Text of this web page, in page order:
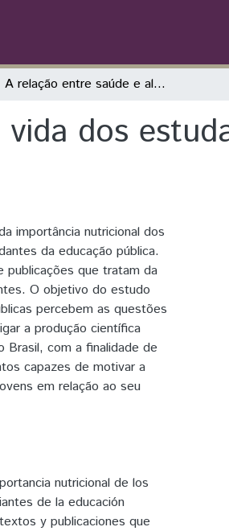
A relação entre saúde e alimentação na vida dos estudantes de escolas públicas
dos
importância nutricional dos
da educação pública.
que tratam da
O objetivo do estudo
percebem as questões
a produção científica
Brasil, com a finalidade de
capazes de motivar a
em relação ao seu
nutricional de los
de la educación
y publicaciones que